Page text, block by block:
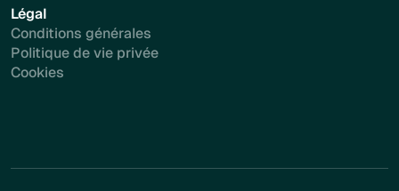
Légal
Conditions générales
Politique de vie privée
Cookies